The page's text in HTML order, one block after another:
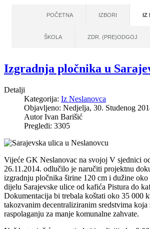
POČETNA IZBORI IZ
ŠKOLA ZDR. (PRE)ODGOJ
Izgradnja pločnika u
Detalji
Kategorija: Iz Neslanovca
Objavljeno: Nedjelja, 30. Studenog
AutorIvan Barišić
Pregledi: 3305
Vijeće GK Neslanovac na svojoj V sjednici
26.11.2014. odlučilo je naručiti projektnu
izgradnju pločnika širine 120 cm i dužine oko
dijelu Sarajevske ulice od kafića Pistura do
Dokumentacija bi trebala koštati oko 35 000
takozvanim decentraliziranim sredstvima koja
raspolaganju za manje komunalne zahvate.